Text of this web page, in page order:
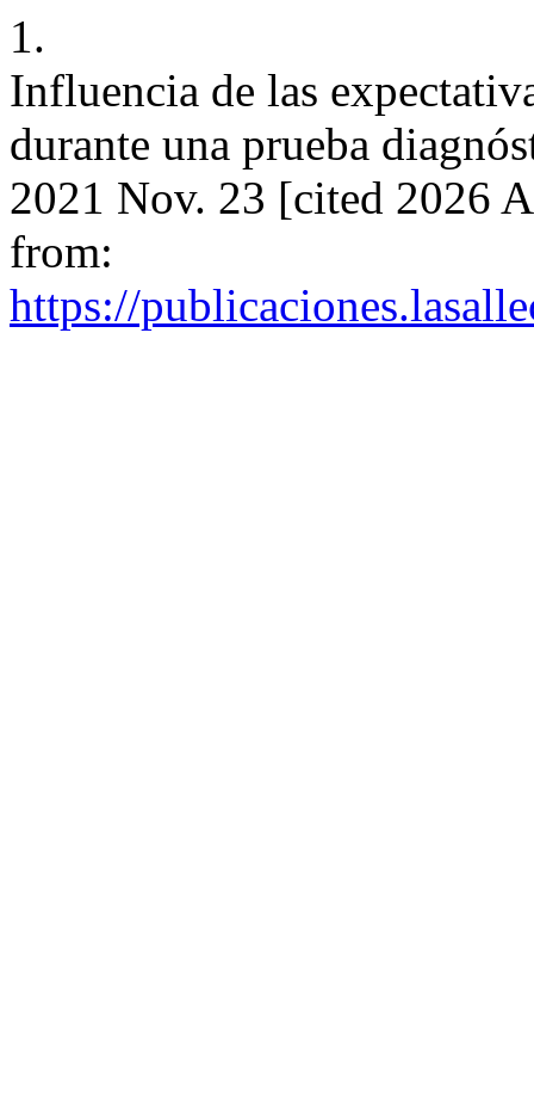
1.
Influencia de las
durante una prueba
2021 Nov. 23 [cited 2026
from:
https://